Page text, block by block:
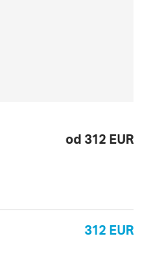
od 312 EUR
312 EUR